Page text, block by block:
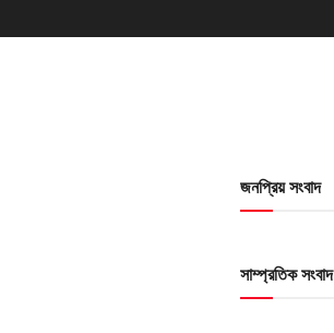
জনপ্রিয় সংবাদ
সাম্প্রতিক সংবাদ